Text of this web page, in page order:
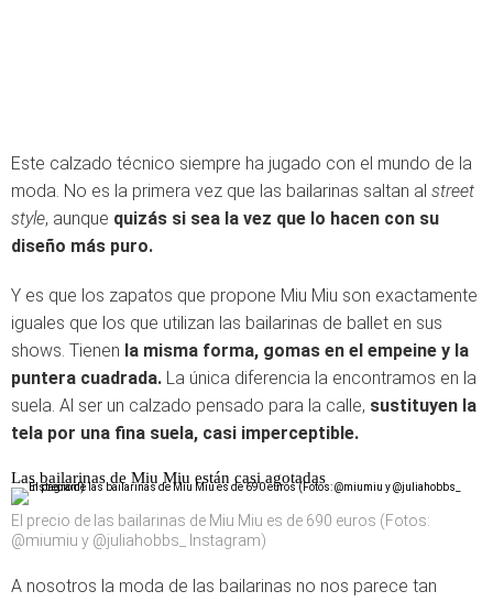
Este calzado técnico siempre ha jugado con el mundo de la
moda. No es la primera vez que las bailarinas saltan al street
style, aunque quizás si sea la vez que lo hacen con su
diseño más puro.
Y es que los zapatos que propone Miu Miu son exactamente
iguales que los que utilizan las bailarinas de ballet en sus
shows. Tienen la misma forma, gomas en el empeine y la
puntera cuadrada. La única diferencia la encontramos en la
suela. Al ser un calzado pensado para la calle, sustituyen la
tela por una fina suela, casi imperceptible.
Las bailarinas de Miu Miu están casi agotadas
El precio de las bailarinas de Miu Miu es de 690 euros (Fotos:
@miumiu y @juliahobbs_ Instagram)
A nosotros la moda de las bailarinas no nos parece tan